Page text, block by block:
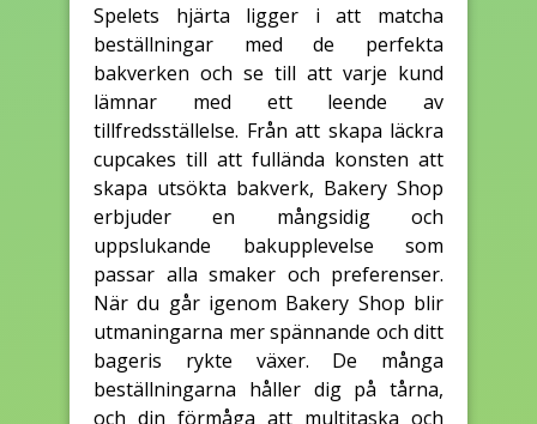
Spelets hjärta ligger i att matcha
beställningar med de perfekta
bakverken och se till att varje kund
lämnar med ett leende av
tillfredsställelse. Från att skapa läckra
cupcakes till att fullända konsten att
skapa utsökta bakverk, Bakery Shop
erbjuder en mångsidig och
uppslukande bakupplevelse som
passar alla smaker och preferenser.
När du går igenom Bakery Shop blir
utmaningarna mer spännande och ditt
bageris rykte växer. De många
beställningarna håller dig på tårna,
och din förmåga att multitaska och